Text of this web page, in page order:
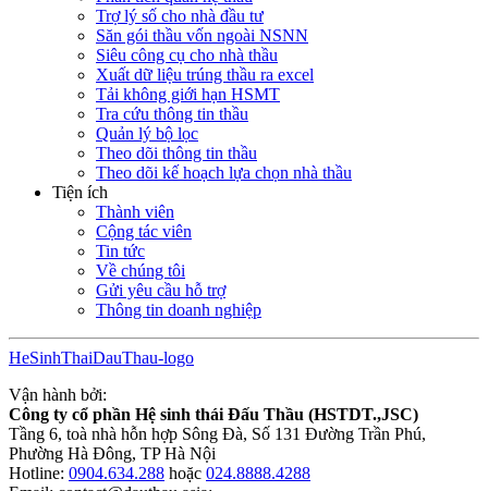
Trợ lý số cho nhà đầu tư
Săn gói thầu vốn ngoài NSNN
Siêu công cụ cho nhà thầu
Xuất dữ liệu trúng thầu ra excel
Tải không giới hạn HSMT
Tra cứu thông tin thầu
Quản lý bộ lọc
Theo dõi thông tin thầu
Theo dõi kế hoạch lựa chọn nhà thầu
Tiện ích
Thành viên
Cộng tác viên
Tin tức
Về chúng tôi
Gửi yêu cầu hỗ trợ
Thông tin doanh nghiệp
HeSinhThaiDauThau-logo
Vận hành bởi:
Công ty cổ phần Hệ sinh thái Đấu Thầu (HSTDT.,JSC)
Tầng 6, toà nhà hỗn hợp Sông Đà, Số 131 Đường Trần Phú,
Phường Hà Đông, TP Hà Nội
Hotline: 0904.634.288 hoặc 024.8888.4288